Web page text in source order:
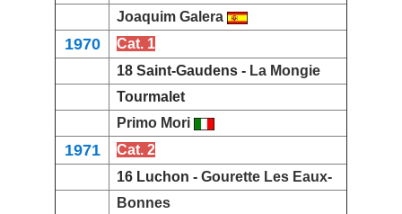
Joaquim Galera
1970
Cat. 1
18 Saint-Gaudens - La Mongie
Tourmalet
Primo Mori
1971
Cat. 2
16 Luchon - Gourette Les Eaux-
Bonnes